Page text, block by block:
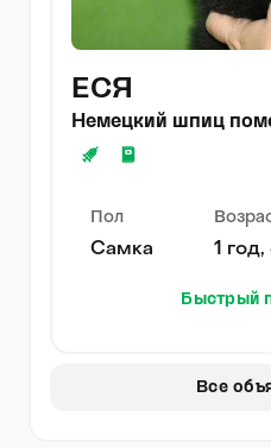
ЕСЯ
Немецкий шпиц
Пол
Самка 1
Быстрый
Все